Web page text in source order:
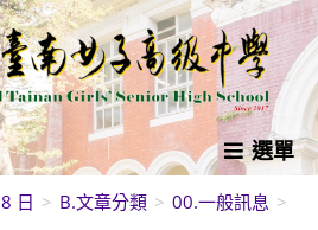
選單
8 日 > B.文章分類 > 00.一般訊息 >